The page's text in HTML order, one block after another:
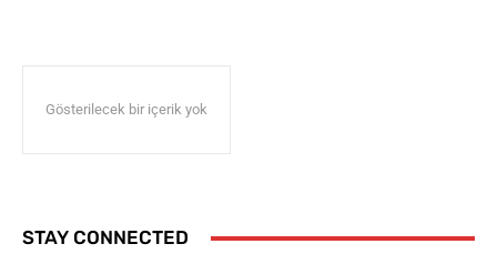
Gösterilecek bir içerik yok
STAY CONNECTED